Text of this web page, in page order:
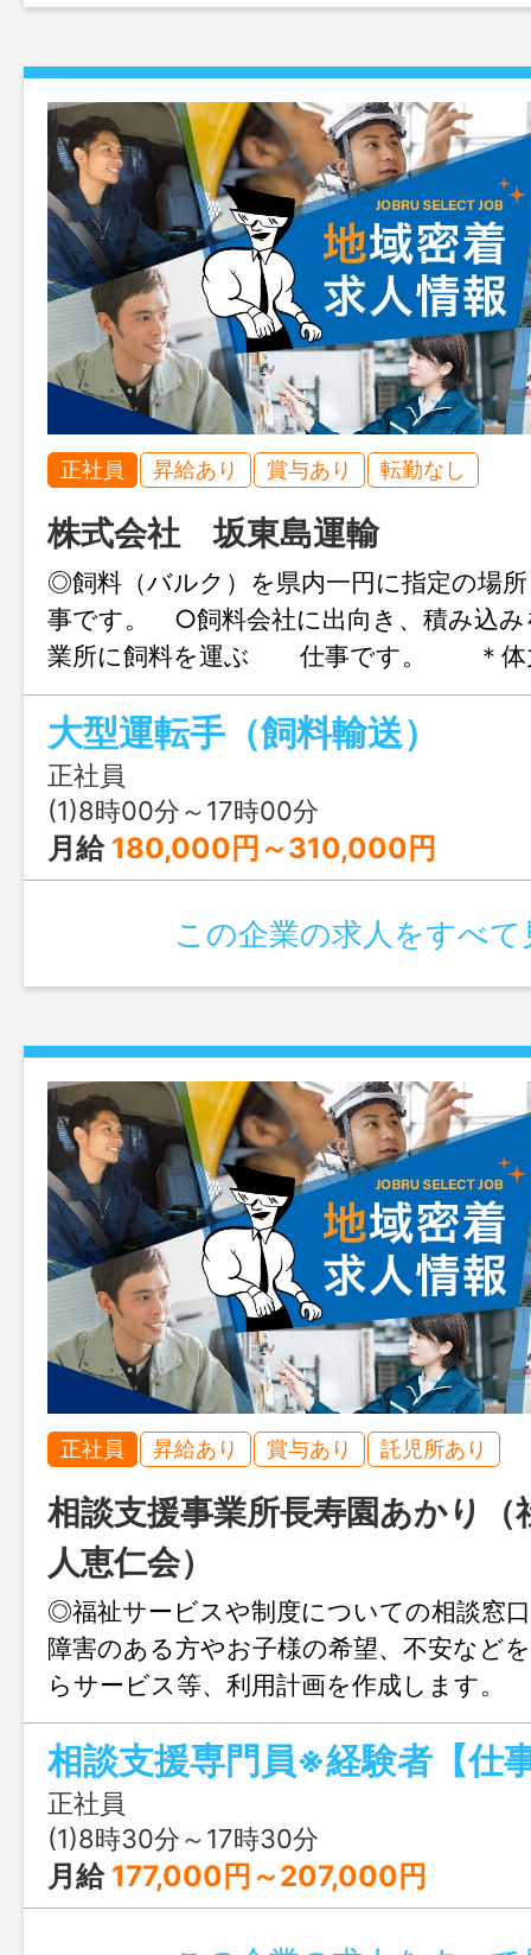
正社員 昇給あり 賞与あり 転勤なし
株式会社 坂東島運輸
◎飼料（バルク）を県内一円に指定の場
事です。 ○飼料会社に出向き、積み込み
業所に飼料を運ぶ 仕事です。 ＊体
です。 ＊変更範囲：変更なし
大型運転手（飼料輸送）
正社員
(1)8時00分～17時00分
月給 180,000円～310,000円
この企業の求人をすべて
正社員 昇給あり 賞与あり 託児所あり
相談支援事業所長寿園あかり（
人恵仁会）
◎福祉サービスや制度についての相談窓
障害のある方やお子様の希望、不安など
らサービス等、利用計画を作成します
確認を行います。 【仕事と子育てを両
人】 お子様の急な
や学校行事等のお休みに柔軟に対応いた
変更範囲：会社の定める業務
正社員
(1)8時30分～17時30分
月給 177,000円～207,000円